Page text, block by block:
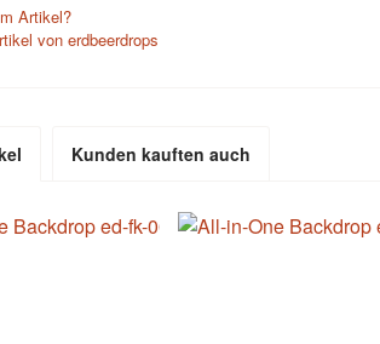
Artikel?
von erdbeerdrops
Kunden kauften auch